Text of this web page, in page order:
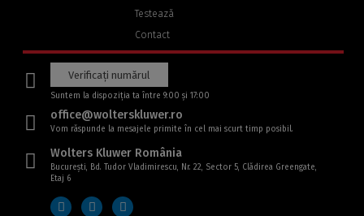
Testează
Contact
Verificați numărul
Suntem la dispoziția ta între 9:00 și 17:00
office@wolterskluwer.ro
Vom răspunde la mesajele primite în cel mai scurt timp posibil.
Wolters Kluwer România
București, Bd. Tudor Vladimirescu, Nr. 22, Sector 5, Clădirea Greengate,
Etaj 6